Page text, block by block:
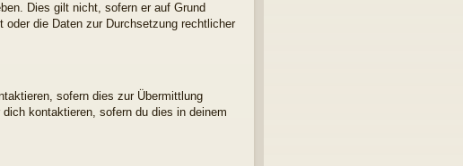
Dies gilt nicht, sofern er auf Grund
die Daten zur Durchsetzung rechtlicher
sofern dies zur Übermittlung
kontaktieren, sofern du dies in deinem